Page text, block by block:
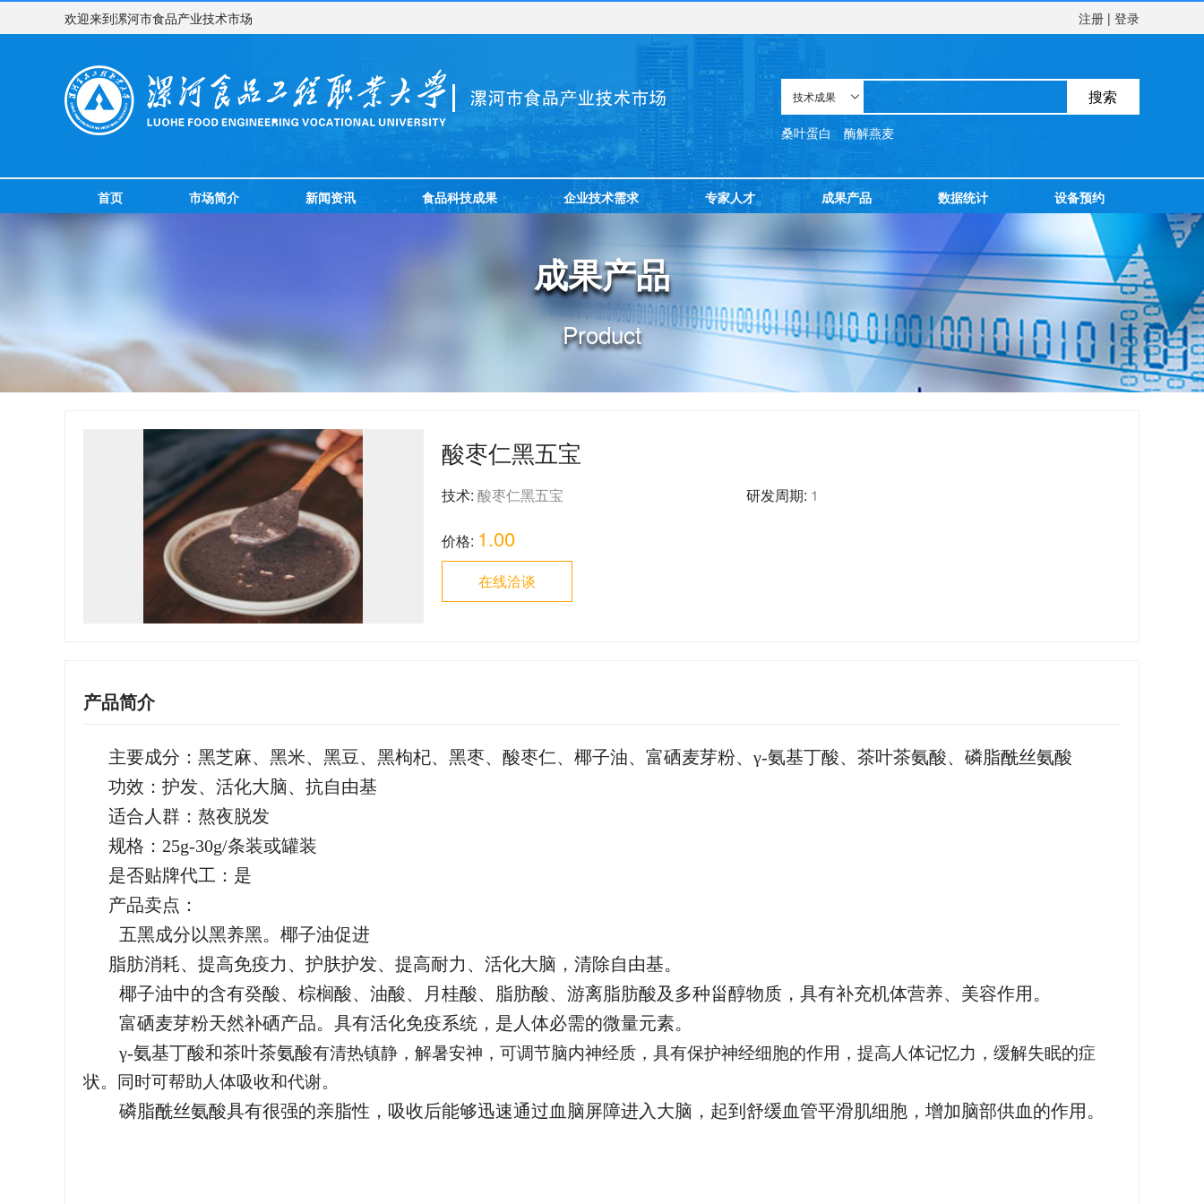
欢迎来到漯河市食品产业技术市场 注册 | 登录
技术成果  搜索
桑叶蛋白 酶解燕麦
首页 市场简介 新闻资讯 食品科技成果 企业技术需求 专家人才 成果产品 数据统计 设备预约
成果产品
Product
酸枣仁黑五宝
技术: 酸枣仁黑五宝 研发周期: 1
价格: 1.00
在线洽谈
产品简介
主要成分：黑芝麻、黑米、黑豆、黑枸杞、黑枣、酸枣仁、椰子油、富硒麦芽粉、γ-氨基丁酸、茶叶茶氨酸、磷脂酰丝氨酸
功效：护发、活化大脑、抗自由基
适合人群：熬夜脱发
规格：25g-30g/条装或罐装
是否贴牌代工：是
产品卖点：
五黑成分以黑养黑。椰子油促进
脂肪消耗、提高免疫力、护肤护发、提高耐力、活化大脑，清除自由基。
椰子油中的含有癸酸、棕榈酸、油酸、月桂酸、脂肪酸、游离脂肪酸及多种甾醇物质，具有补充机体营养、美容作用。
富硒麦芽粉天然补硒产品。具有活化免疫系统，是人体必需的微量元素。
γ-氨基丁酸和茶叶茶氨酸有清热镇静，解暑安神，可调节脑内神经质，具有保护神经细胞的作用，提高人体记忆力，缓解失眠的症
状。同时可帮助人体吸收和代谢。
磷脂酰丝氨酸具有很强的亲脂性，吸收后能够迅速通过血脑屏障进入大脑，起到舒缓血管平滑肌细胞，增加脑部供血的作用。